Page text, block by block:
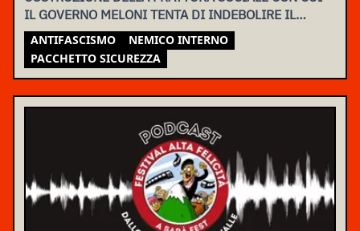
IL GOVERNO MELONI TENTA DI INDEBOLIRE IL
MOVIMENTO
ANTIFASCISMO
NEMICO INTERNO
PACCHETTO SICUREZZA